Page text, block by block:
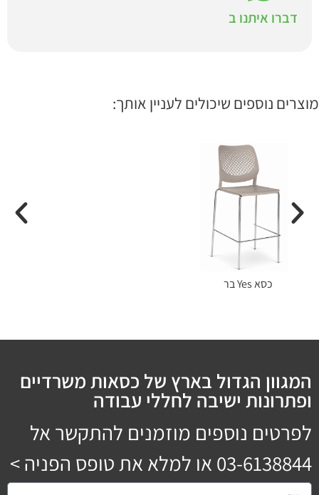
דברו איתנו ב
מוצרים נוספים שיכולים לעניין אותך:
כסא Yes בר
המגוון הגדול בארץ של כסאות משרדיים
ופתרונות ישיבה לחללי עבודה
לפרטים נוספים מוזמנים להתקשר אל
03-6138844 או למלא את טופס הפניה >